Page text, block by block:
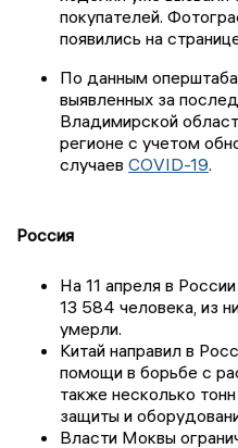
покупателей.
появились на
По данным оперштаба,
выявленных за
Владимирской
регионе с учетом
случаев COVID-19.
Россия
На 11 апреля в
13 584 человека, из
умерли.
Китай направил в
помощи в борьбе с
также несколько
защиты и
Власти Моквы